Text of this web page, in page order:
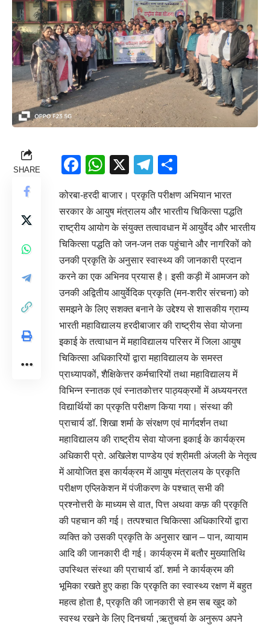
SHARE Facebook
WhatsApp
X Telegram
कोरबा-हरदी बाजार। प्रकृति परीक्षण अभियान भारत
सरकार के आयुष मंत्रालय और भारतीय चिकित्सा पद्धति
राष्ट्रीय आयोग के संयुक्त तत्वावधान में आयुर्वेद और भारतीय
चिकित्सा पद्धति को जन-जन तक पहुंचाने और नागरिकों को
उनकी प्रकृति के अनुसार स्वास्थ्य की जानकारी प्रदान
करने का एक अभिनव प्रयास है। इसी कड़ी में आमजन को
उनकी अद्वितीय आयुर्वेदिक प्रकृति (मन-शरीर संरचना) को
समझने के लिए सशक्त बनाने के उद्देश्य से शासकीय ग्राम्य
भारती महाविद्यालय हरदीबाजार की राष्ट्रीय सेवा योजना
इकाई के तत्वाधान में महाविद्यालय परिसर में जिला आयुष
चिकित्सा अधिकारियों द्वारा महाविद्यालय के समस्त
प्राध्यापकों, शैक्षिकेत्तर कर्मचारियों तथा महाविद्यालय में
विभिन्न स्नातक एवं स्नातकोत्तर पाठ्यक्रमों में अध्ययनरत
विद्यार्थियों का प्रकृति परीक्षण किया गया। संस्था की
प्राचार्य डॉ. शिखा शर्मा के संरक्षण एवं मार्गदर्शन तथा
महाविद्यालय की राष्ट्रीय सेवा योजना इकाई के कार्यक्रम
अधिकारी प्रो. अखिलेश पाण्डेय एवं श्रीमती अंजली के नेतृत्व
में आयोजित इस कार्यक्रम में आयुष मंत्रालय के प्रकृति
परीक्षण एप्लिकेशन में पंजीकरण के पश्चात्‌ सभी की
प्रश्नोत्तरी के माध्यम से वात, पित्त अथवा कफ़ की प्रकृति
की पहचान की गई। तत्पश्चात चिकित्सा अधिकारियों द्वारा
व्यक्ति को उसकी प्रकृति के अनुसार खान – पान, व्यायाम
आदि की जानकारी दी गई। कार्यक्रम में बतौर मुख्यातिथि
उपस्थित संस्था की प्राचार्य डॉ. शर्मा ने कार्यक्रम की
भूमिका रखते हुए कहा कि प्रकृति का स्वास्थ्य रक्षण में बहुत
महत्व होता है, प्रकृति की जानकारी से हम सब खुद को
स्वस्थ रखने के लिए दिनचर्या ,ऋतुचर्या के अनुरूप अपने